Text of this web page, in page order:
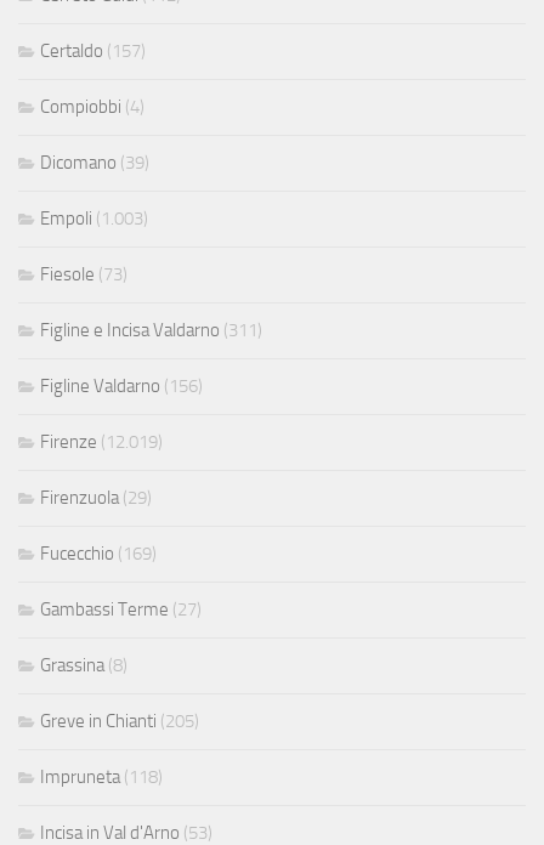
Certaldo (157)
Compiobbi (4)
Dicomano (39)
Empoli (1.003)
Fiesole (73)
Figline e Incisa Valdarno (311)
Figline Valdarno (156)
Firenze (12.019)
Firenzuola(29)
Fucecchio (169)
Gambassi Terme (27)
Grassina(8)
Greve in Chianti (205)
Impruneta(118)
Incisa in Val d'Arno (53)